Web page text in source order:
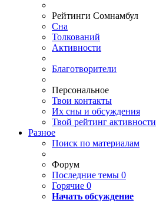
Рейтинги Сомнамбул
Сна
Толкований
Активности
Благотворители
Персональное
Твои контакты
Их сны и обсуждения
Твой рейтинг активности
Разное
Поиск по материалам
Форум
Последние темы 0
Горячие 0
Начать обсуждение